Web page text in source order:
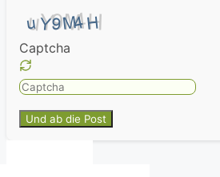
Captcha
Please
the